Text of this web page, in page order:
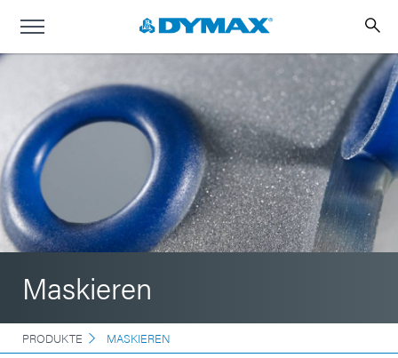
Maskieren
PRODUKTE MASKIEREN